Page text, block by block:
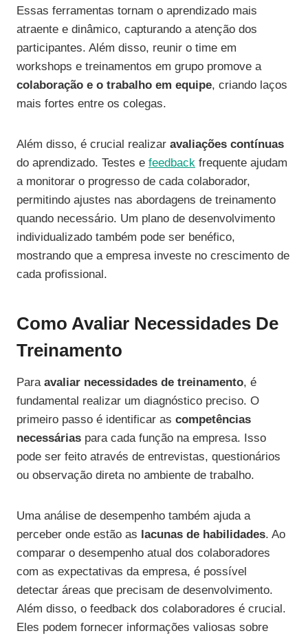
Essas ferramentas tornam o aprendizado mais
atraente e dinâmico, capturando a atenção dos
participantes. Além disso, reunir o time em
workshops e treinamentos em grupo promove a
colaboração e o trabalho em equipe, criando laços
mais fortes entre os colegas.
Além disso, é crucial realizar avaliações contínuas
do aprendizado. Testes e feedback frequente ajudam
a monitorar o progresso de cada colaborador,
permitindo ajustes nas abordagens de treinamento
quando necessário. Um plano de desenvolvimento
individualizado também pode ser benéfico,
mostrando que a empresa investe no crescimento de
cada profissional.
Como Avaliar Necessidades De
Treinamento
Para avaliar necessidades de treinamento, é
fundamental realizar um diagnóstico preciso. O
primeiro passo é identificar as competências
necessárias para cada função na empresa. Isso
pode ser feito através de entrevistas, questionários
ou observação direta no ambiente de trabalho.
Uma análise de desempenho também ajuda a
perceber onde estão as lacunas de habilidades. Ao
comparar o desempenho atual dos colaboradores
com as expectativas da empresa, é possível
detectar áreas que precisam de desenvolvimento.
Além disso, o feedback dos colaboradores é crucial.
Eles podem fornecer informações valiosas sobre